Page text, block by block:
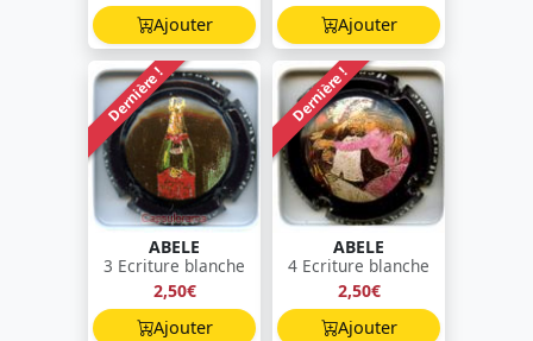
Ajouter
Ajouter
Dernière !
ABELE
3 Ecriture blanche
2,50€
Ajouter
Dernière !
ABELE
4 Ecriture blanche
2,50€
Ajouter